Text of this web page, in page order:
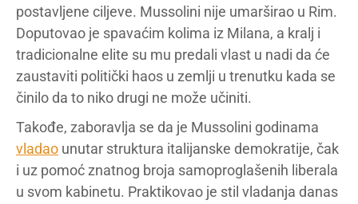
postavljene ciljeve. Mussolini nije umarširao u Rim.
Doputovao je spavaćim kolima iz Milana, a kralj i
tradicionalne elite su mu predali vlast u nadi da će
zaustaviti politički haos u zemlji u trenutku kada se
činilo da to niko drugi ne može učiniti.
Takođe, zaboravlja se da je Mussolini godinama
vladao unutar struktura italijanske demokratije, čak
i uz pomoć znatnog broja samoproglašenih liberala
u svom kabinetu. Praktikovao je stil vladanja danas